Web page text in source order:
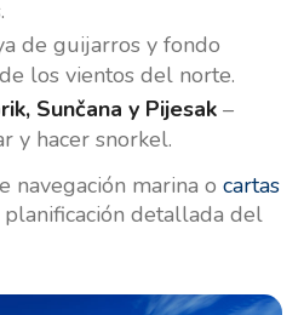
de guijarros y fondo
los vientos del norte.
Sunčana y Pijesak–
y hacer snorkel.
navegación marina o cartas
detallada del